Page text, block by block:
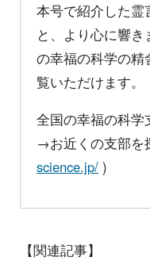
本号で紹介した霊
と、より心に響
の幸福の科学の
覧いただけます。
全国の幸福の科学
→お近くの支部を
science.jp/ )
【関連記事】